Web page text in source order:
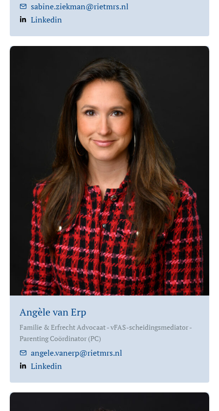
sabine.ziekman@rietmrs.nl
Linkedin
Angèle van Erp
Familie & Erfrecht Advocaat - vFAS-scheidingsmediator -
Parenting Coördinator (PC)
angele.vanerp@rietmrs.nl
Linkedin